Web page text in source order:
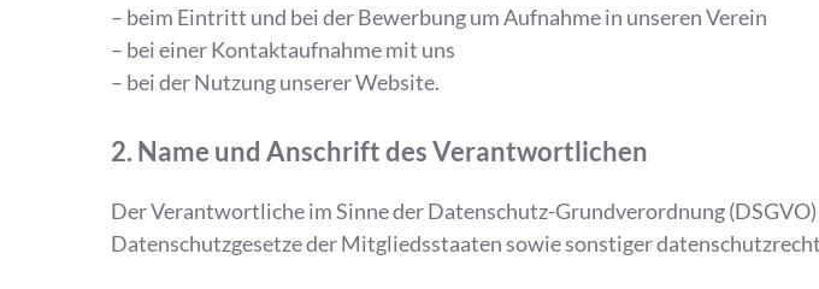
– beim Eintritt und bei der Bewerbung um Aufnahme in unseren Verein
– bei einer Kontaktaufnahme mit uns
– bei der Nutzung unserer Website.
2. Name und Anschrift des Verantwortlichen
Der Verantwortliche im Sinne der Datenschutz-Grundverordnung
Datenschutzgesetze der Mitgliedsstaaten sowie sonstiger